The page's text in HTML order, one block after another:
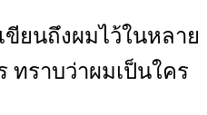
ยนถึงผมไว้ในหลาย
ทราบว่าผมเป็นใคร